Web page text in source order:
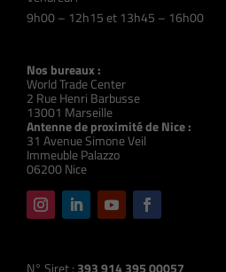
9h00 – 12h15 et 13h45 – 16h00
Nos bureaux :
World Trade Center
2 Rue Henri Barbusse
13001 Marseille
Antenne de proximité de Nice :
31 Avenue Simone Veil
Immeuble Palazzo
06200 Nice
N° Siret : 393 914 395 00057